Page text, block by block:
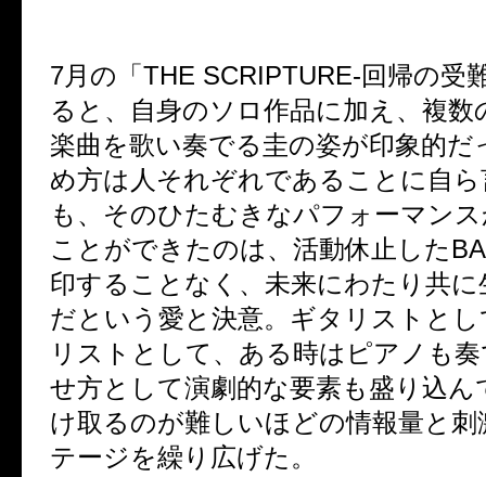
7月の「THE SCRIPTURE-回帰の受
ると、自身のソロ作品に加え、複数
楽曲を歌い奏でる圭の姿が印象的だ
め方は人それぞれであることに自
も、そのひたむきなパフォーマン
ことができたのは、活動休止した
印することなく、未来にわたり共
だという愛と決意。ギタリストと
リストとして、ある時はピアノも
せ方として演劇的な要素も盛り込ん
け取るのが難しいほどの情報量と
テージを繰り広げた。